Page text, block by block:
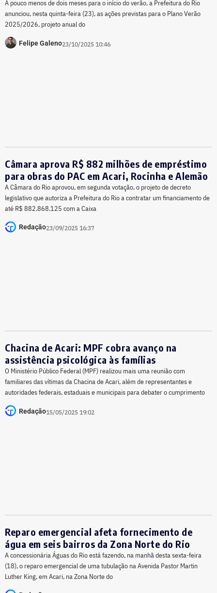
A pouco menos de dois meses para o início do verão, a Prefeitura do Rio
anunciou, nesta quinta-feira (23), as ações previstas para o Plano Verão
2025/2026, projeto anual do
Felipe Galeno23/10/2025 10:46
Câmara aprova R$ 882 milhões de empréstimo
para obras do PAC em Acari, Rocinha e Alemão
A Câmara do Rio aprovou, em segunda votação, o projeto de decreto
legislativo que autoriza a Prefeitura do Rio a contratar um financiamento de
até R$ 882.868.125 com a Caixa
Redação23/09/2025 16:37
Chacina de Acari: MPF cobra avanço na
assistência psicológica às famílias
O Ministério Público Federal (MPF) realizou mais uma reunião com
familiares das vítimas da Chacina de Acari, além de representantes e
autoridades federais, estaduais e municipais para debater o cumprimento
Redação15/05/2025 19:02
Reparo emergencial afeta fornecimento de
água em seis bairros da Zona Norte do Rio
A concessionária Águas do Rio está fazendo, na manhã desta sexta-feira
(18), o reparo emergencial de uma tubulação na Avenida Pastor Martin
Luther King, em Acari, na Zona Norte do